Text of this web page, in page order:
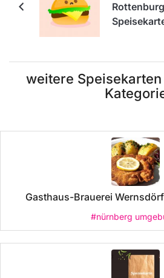
Rottenburg
weitere
Gasthaus-Brauerei
#nürnberg